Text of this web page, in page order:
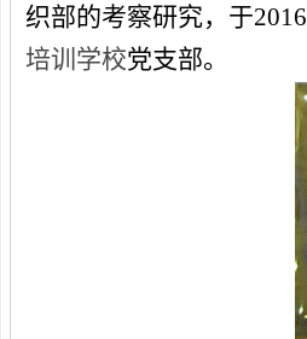
织部的考察研究，于2016
培训学校党支部。